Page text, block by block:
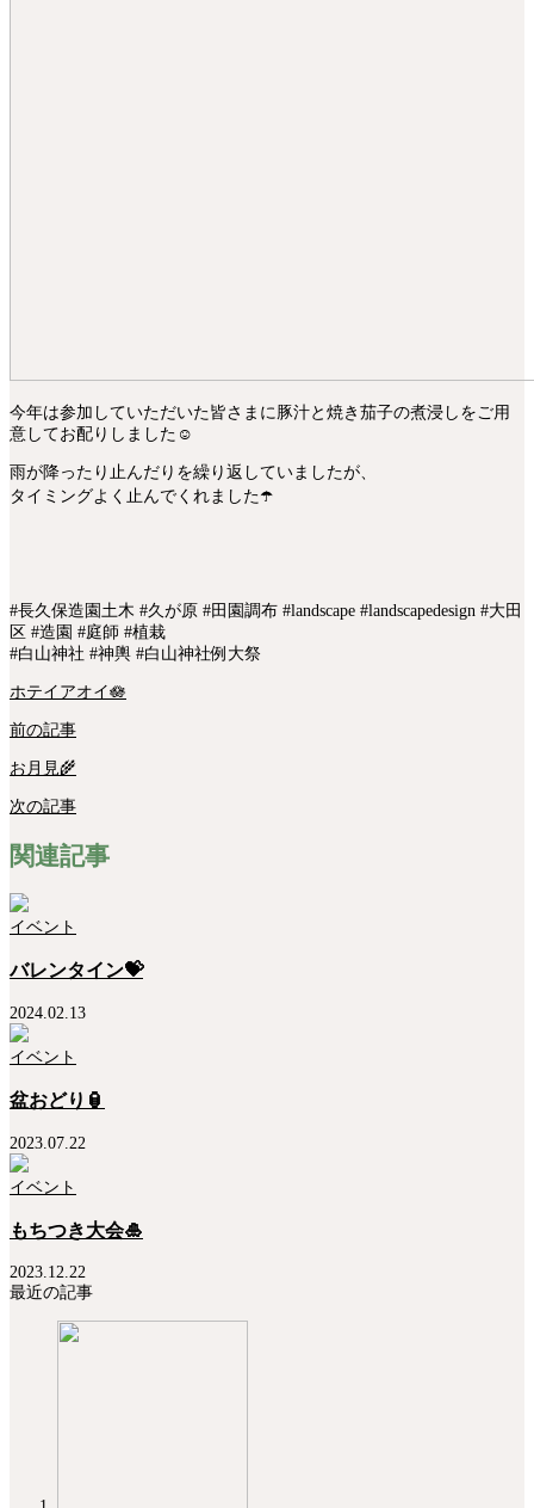
今年は参加していただいた皆さまに豚汁と焼き茄子の煮浸しをご用
意してお配りしました☺️
雨が降ったり止んだりを繰り返していましたが、
タイミングよく止んでくれました☂️
#長久保造園土木 #久が原 #田園調布 #landscape #landscapedesign #大田
区 #造園 #庭師 #植栽
#白山神社 #神輿 #白山神社例大祭
ホテイアオイ🪷
前の記事
お月見🌾
次の記事
関連記事
イベント
バレンタイン💝
2024.02.13
イベント
盆おどり🏮
2023.07.22
イベント
もちつき大会🎍
2023.12.22
最近の記事